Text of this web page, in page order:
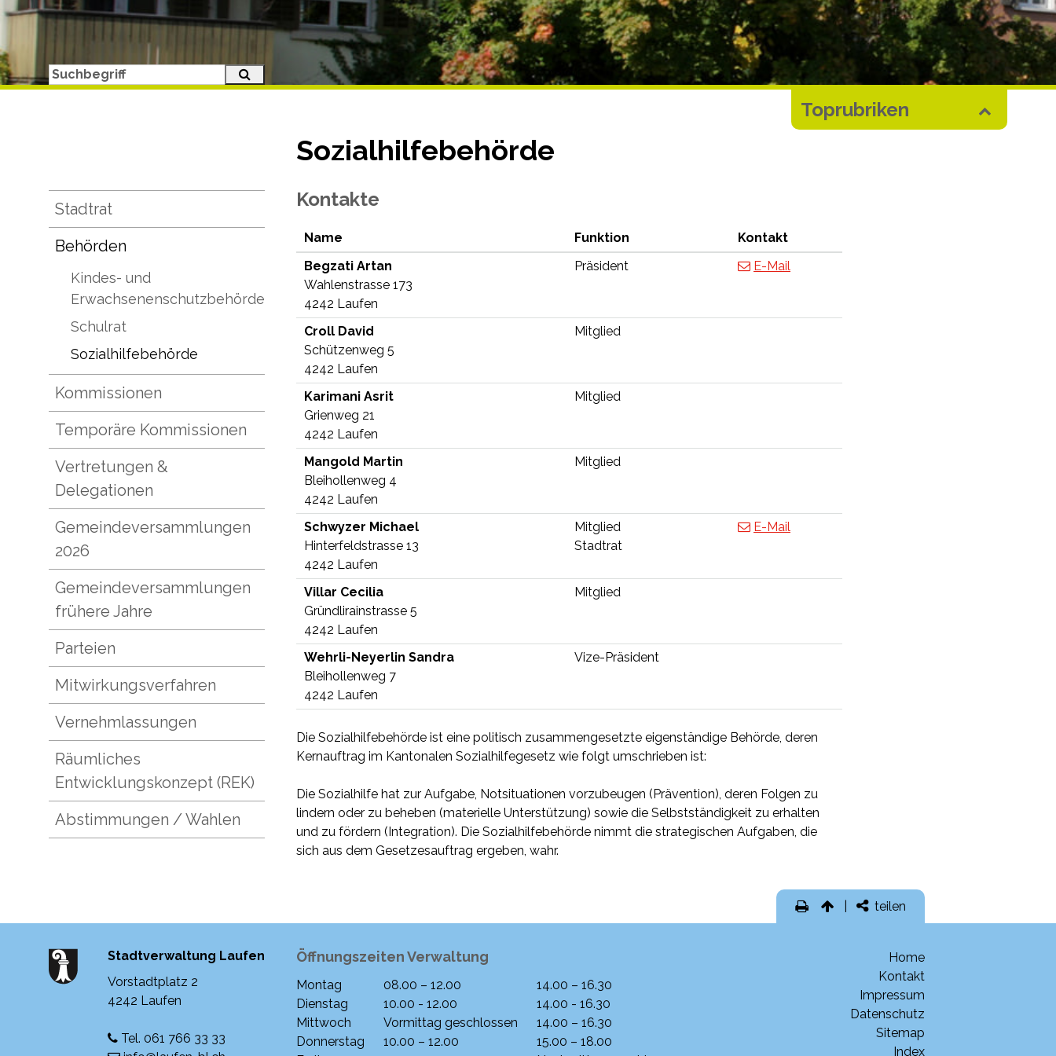
Suchbegriff
Suche starten
Subnavigation
Stadtrat
Behörden
Kindes- und
Erwachsenenschutzbehörde
Schulrat
Sozialhilfebehörde
Kommissionen
Temporäre Kommissionen
Vertretungen &
Delegationen
Gemeindeversammlungen
2026
Gemeindeversammlungen
frühere Jahre
Parteien
Mitwirkungsverfahren
Vernehmlassungen
Räumliches
Entwicklungskonzept (REK)
Abstimmungen / Wahlen
Toprubriken
Sozialhilfebehörde
Kontakte
Name Funktion
Kontakt
Begzati Artan
Wahlenstrasse 173
4242 Laufen
Funktion
Präsident E-Mail
Croll David
Schützenweg 5
4242 Laufen
Funktion
Mitglied
Karimani Asrit
Grienweg 21
4242 Laufen
Funktion
Mitglied
Mangold Martin
Bleihollenweg 4
4242 Laufen
Funktion
Mitglied
Schwyzer Michael
Hinterfeldstrasse 13
4242 Laufen
Funktion
Mitglied
Stadtrat
E-Mail
Villar Cecilia
Gründlirainstrasse 5
4242 Laufen
Funktion
Mitglied
Wehrli-Neyerlin Sandra
Bleihollenweg 7
4242 Laufen
Funktion
Vize-Präsident
Die Sozialhilfebehörde ist eine politisch zusammengesetzte eigenständige Behörde, deren
Kernauftrag im Kantonalen Sozialhilfegesetz wie folgt umschrieben ist:
Die Sozialhilfe hat zur Aufgabe, Notsituationen vorzubeugen (Prävention), deren Folgen zu
lindern oder zu beheben (materielle Unterstützung) sowie die Selbstständigkeit zu erhalten
und zu fördern (Integration). Die Sozialhilfebehörde nimmt die strategischen Aufgaben, die
sich aus dem Gesetzesauftrag ergeben, wahr.
teilen
Stadtverwaltung Laufen
Vorstadtplatz 2
4242 Laufen
Tel. 061 766 33 33
Öffnungszeiten Verwaltung
Wochentag Morgen Nachmittag
Montag 08.00 – 12.00
14.00 – 16.30
Dienstag
10.00 - 12.00
14.00 - 16.30
Mittwoch
Vormittag geschlossen
14.00 – 16.30
Donnerstag
10.00 – 12.00
15.00 – 18.00
Home
Kontakt
Impressum
Datenschutz
Sitemap
Index